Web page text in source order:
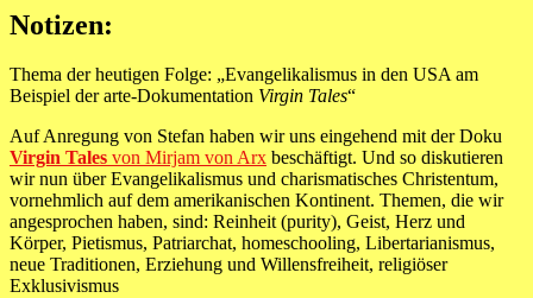
Notizen:
Thema der heutigen Folge: „Evangelikalismus in den USA am
Beispiel der arte-Dokumentation Virgin Tales“
Auf Anregung von Stefan haben wir uns eingehend mit der Doku
Virgin Tales von Mirjam von Arx beschäftigt. Und so diskutieren
wir nun über Evangelikalismus und charismatisches Christentum,
vornehmlich auf dem amerikanischen Kontinent. Themen, die wir
angesprochen haben, sind: Reinheit (purity), Geist, Herz und
Körper, Pietismus, Patriarchat, homeschooling, Libertarianismus,
neue Traditionen, Erziehung und Willensfreiheit, religiöser
Exklusivismus